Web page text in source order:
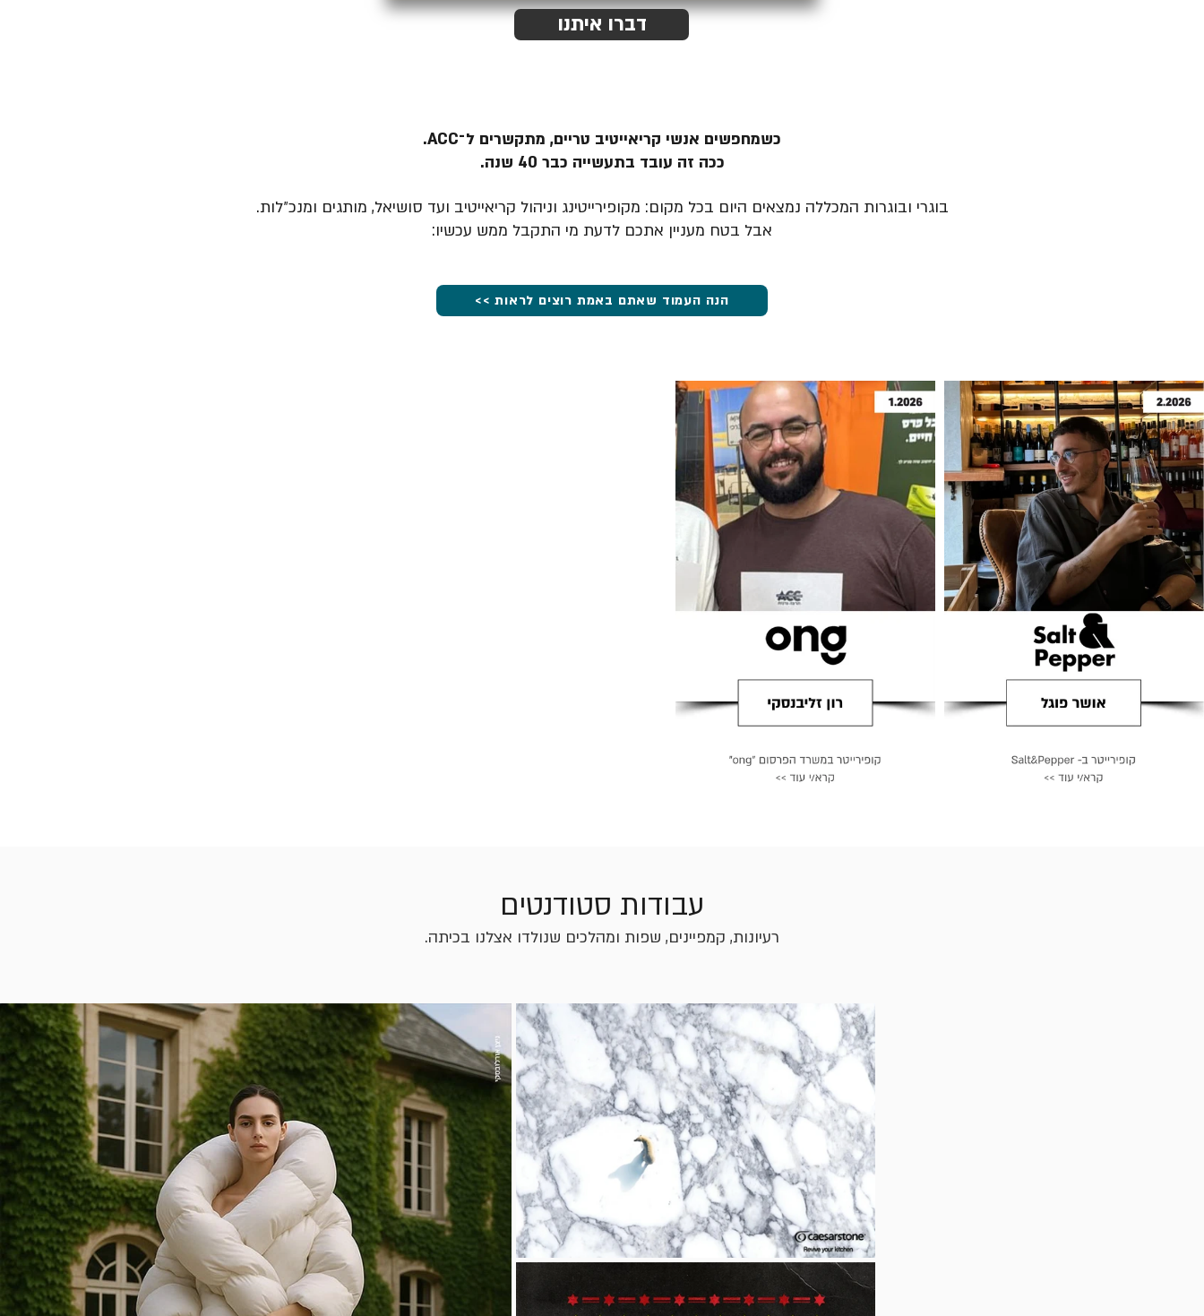
דברו איתנו
כשמחפשים אנשי קריאייטיב טריים, מתקשרים ל־ACC.
ככה זה עובד בתעשייה כבר 40 שנה.
בוגרי ובוגרות המכללה נמצאים היום בכל מקום: מקופירייטינג וניהול קריאייטיב ועד סושיאל, מותגים ומנכ״לות.
אבל בטח מעניין אתכם לדעת מי התקבל ממש עכשיו:
הנה העמוד שאתם באמת רוצים לראות >>
עבודות סטודנטים
רעיונות, קמפיינים, שפות ומהלכים שנולדו אצלנו בכיתה.